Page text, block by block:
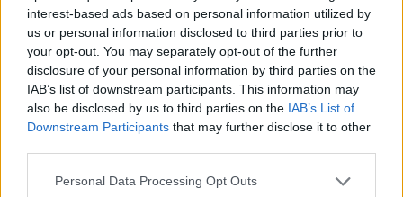
interest-based ads based on personal information utilized by
us or personal information disclosed to third parties prior to
your opt-out. You may separately opt-out of the further
disclosure of your personal information by third parties on the
IAB’s list of downstream participants. This information may
also be disclosed by us to third parties on the IAB’s List of
Downstream Participants that may further disclose it to other
Personal Data Processing Opt Outs
08 Ιουλίου 2026
ΣΧΕΤΙΚΑ ΑΡΘΡΑ